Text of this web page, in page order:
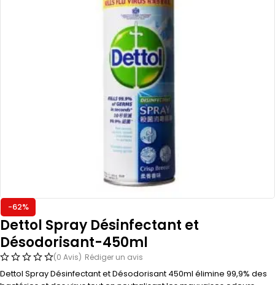
-62%
Dettol Spray Désinfectant et
Désodorisant-450ml
(0 Avis) Rédiger un avis
Dettol Spray Désinfectant et Désodorisant 450ml élimine 99,9% des